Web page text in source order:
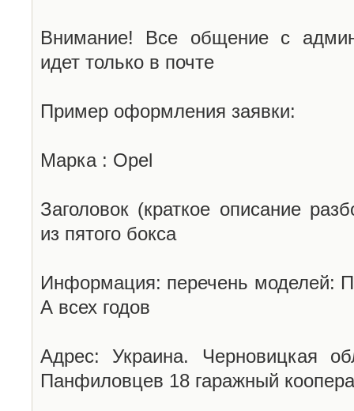
Внимание! Все общение с
идет только в почте
Пример оформления заявки:
Марка : Opel
Заголовок (краткое описание
из пятого бокса
Информация: перечень моделей:
А всех годов
Адрес: Украина. Черновицкая
Панфиловцев 18 гаражный